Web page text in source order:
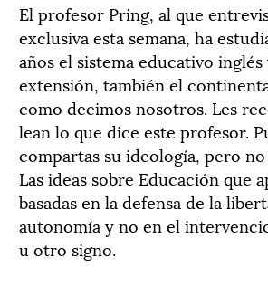
El profesor Pring, al que
exclusiva esta semana, ha
años el sistema educativo
extensión, también el
como decimos nosotros. Les
lean lo que dice este profesor.
compartas su ideología, pero
Las ideas sobre Educación que
basadas en la defensa de la
autonomía y no en el
u otro signo.